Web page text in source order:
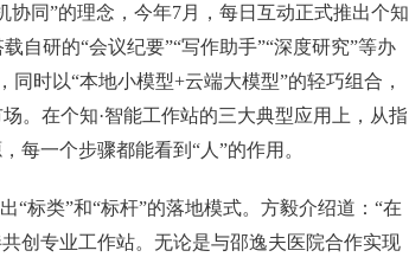
同”的理念，今年7月，每日互动正式推出个知
自研的“会议纪要”“写作助手”“深度研究”等办
时以“本地小模型+云端大模型”的轻巧组合，
。在个知·智能工作站的三大典型应用上，从指
每一个步骤都能看到“人”的作用。
“标类”和“标杆”的落地模式。方毅介绍道：“在
创专业工作站。无论是与邵逸夫医院合作实现